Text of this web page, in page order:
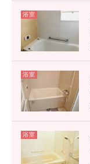
浴室
浴室
浴室